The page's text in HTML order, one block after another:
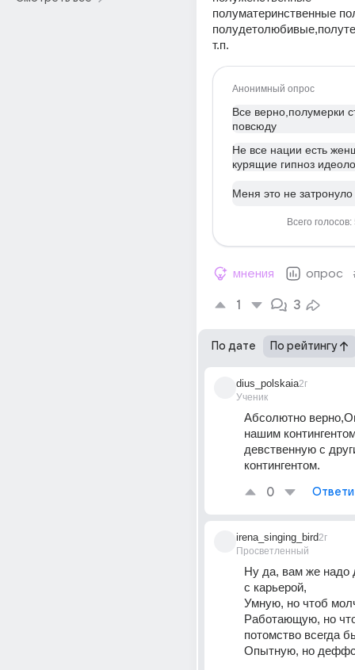
полуматеринственные
т.п.
Анонимный опрос
Все верно,полумерки
повсюду
Не все нации есть
курящие гипноз
Меня это не затронуло
Всего голосов:
мнения опрос
1 3
По дате По рейтингу
dius_polskaia
Ученик
2г
Абсолютно
нашим
девственную с
контингентом.
0
irena_singing_bird
Просветленный
2г
Ну да, вам же
с карьерой,
Умную, но чтоб
Работающую, но
потомство всегда
Опытную, но